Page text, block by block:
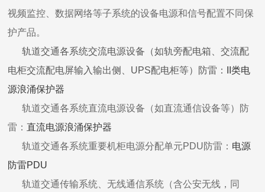
视频监控、数据网络等子系统的设备电源和信号配置不同保
护产品。
轨道交通各系统交流电源设备（如轨旁配电箱、交流配
电柜交流配电屏输入输出侧、UPS配电柜等）防雷：
II类电
源浪涌保护器
轨道交通各系统直流电源设备（如直流通信设备等）防
雷： 直流电源浪涌保护器
轨道交通各系统重要机柜电源分配单元PDU防雷： 电源
防雷PDU
轨道交通传输系统、无线通信系统（含公安无线，同